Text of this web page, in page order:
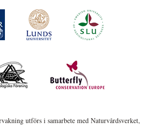
utförs i samarbete med Naturvårdsverket,